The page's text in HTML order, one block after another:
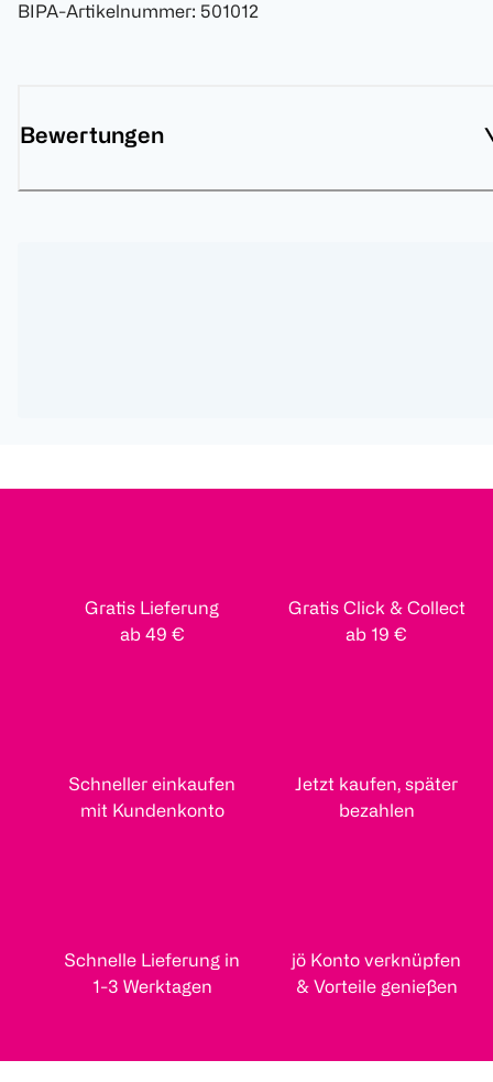
BIPA-Artikelnummer: 501012
Bewertungen
Gratis Lieferung
ab 49 €
Gratis Click & Collect
ab 19 €
Schneller einkaufen
mit Kundenkonto
Jetzt kaufen, später
bezahlen
Schnelle Lieferung in
1-3 Werktagen
jö Konto verknüpfen
& Vorteile genießen